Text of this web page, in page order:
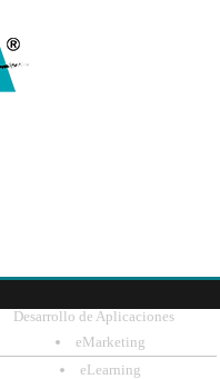
Desarrollo de Aplicaciones
eMarketing
eLearning